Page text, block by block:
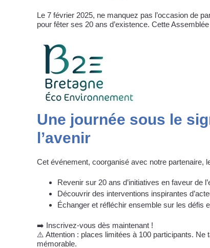
Le 7 février 2025, ne manquez pas l’occasion de
pour fêter ses 20 ans d’existence. Cette
Une journée sous le
l’avenir
Cet événement, coorganisé avec notre partenaire,
Revenir sur 20 ans d’initiatives en faveur de
Découvrir des interventions inspirantes
Échanger et réfléchir ensemble sur les défis
➡️ Inscrivez-vous dès maintenant !
⚠️ Attention : places limitées à 100 participants.
mémorable.